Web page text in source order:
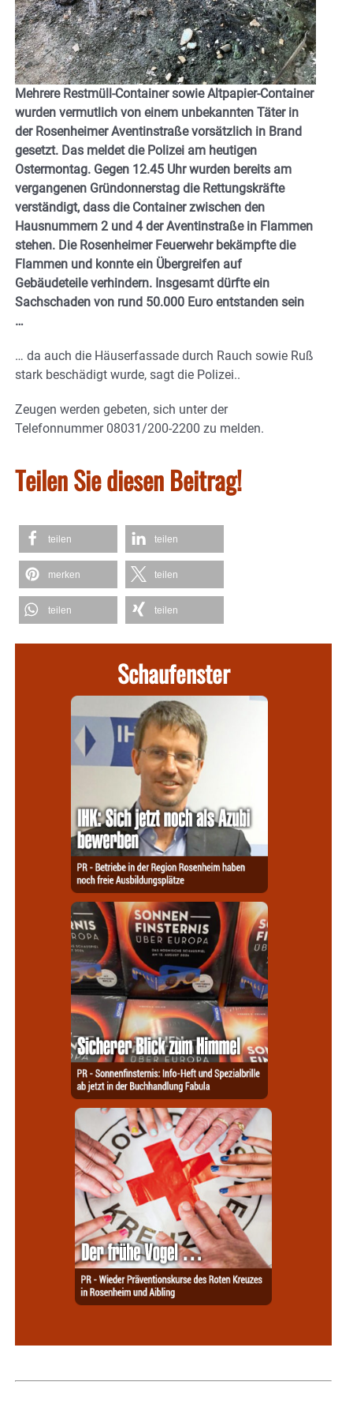
Mehrere Restmüll-Container sowie Altpapier-Container
wurden vermutlich von einem unbekannten Täter in
der Rosenheimer Aventinstraße vorsätzlich in Brand
gesetzt. Das meldet die Polizei am heutigen
Ostermontag. Gegen 12.45 Uhr wurden bereits am
vergangenen Gründonnerstag die Rettungskräfte
verständigt, dass die Container zwischen den
Hausnummern 2 und 4 der Aventinstraße in Flammen
stehen. Die Rosenheimer Feuerwehr bekämpfte die
Flammen und konnte ein Übergreifen auf
Gebäudeteile verhindern. Insgesamt dürfte ein
Sachschaden von rund 50.000 Euro entstanden sein
…
… da auch die Häuserfassade durch Rauch sowie Ruß
stark beschädigt wurde, sagt die Polizei..
Zeugen werden gebeten, sich unter der
Telefonnummer 08031/200-2200 zu melden.
Teilen Sie diesen Beitrag!
teilen teilen
merken teilen
teilen teilen
Schaufenster